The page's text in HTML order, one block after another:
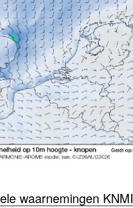
waarnemingen